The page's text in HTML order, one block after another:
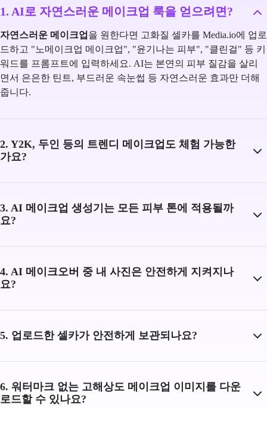
1. AI로 자연스러운 메이크업 룩을 얻으려면?
자연스러운 메이크업 을 원한다면 고화질 셀카를 Media.io에 업로
드하고 "노메이크업 메이크업", "윤기나는 피부", "클린걸" 등 키
워드를 프롬프트에 입력하세요. AI는 본연의 피부 질감을 살리
면서 은은한 틴트, 부드러운 속눈썹 등 자연스러운 효과만 더해
줍니다.
2. Y2K, 두인 등의 트렌디 메이크업도 체험 가능한
가요?
3. AI 메이크업 생성기는 모든 피부 톤에 적용될까
요?
4. AI 메이크오버 중 내 사진은 안전하게 지켜지나
요?
5. 업로드한 셀카가 안전하게 보관되나요?
6. 워터마크 없는 고해상도 메이크업 이미지를 다운
로드할 수 있나요?